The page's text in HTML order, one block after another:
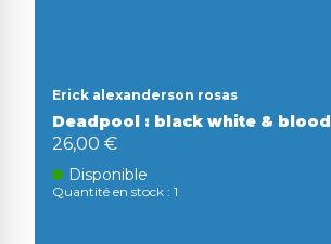
Erick alexanderson rosas
Deadpool : black white & blood
26,00 €
Disponible
Quantité en stock : 1